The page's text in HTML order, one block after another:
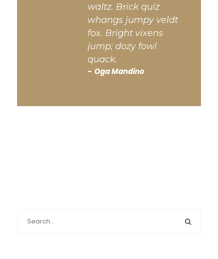
waltz. Brick quiz
whangs jumpy veldt
fox. Bright vixens
jump; dozy fowl
quack.
Oga Mandino